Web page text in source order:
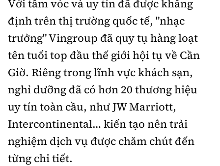
Với tầm vóc và uy tín đã được khẳng
định trên thị trường quốc tế, "nhạc
trưởng" Vingroup đã quy tụ hàng loạt
tên tuổi top đầu thế giới hội tụ về Cần
Giờ. Riêng trong lĩnh vực khách sạn,
nghỉ dưỡng đã có hơn 20 thương hiệu
uy tín toàn cầu, như JW Marriott,
Intercontinental… kiến tạo nên trải
nghiệm dịch vụ được chăm chút đến
từng chi tiết.